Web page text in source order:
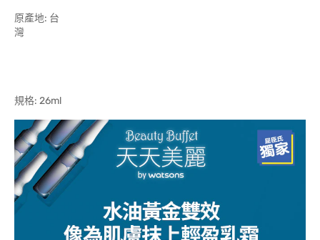
原產地: 台
規格: 26ml